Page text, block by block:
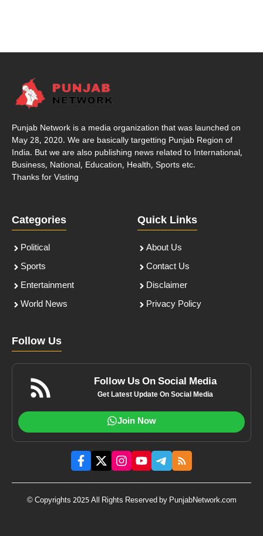
Punjab Network is a media organization that was launched on
May 28, 2020. We are basically targetting Punjab Region of
India. But we are also publishing news related to International,
Business, National, Education, Health, Sports etc.
Thanks for Visting
Categories
Political
Sports
Entertainment
World News
Quick Links
About Us
Contact Us
Disclaimer
Privacy Policy
Follow Us
Follow Us On Social Media
Get Latest Update On Social Media
Join Now
© Copyrights 2025 All Rights Reserved by PunjabNetwork.com